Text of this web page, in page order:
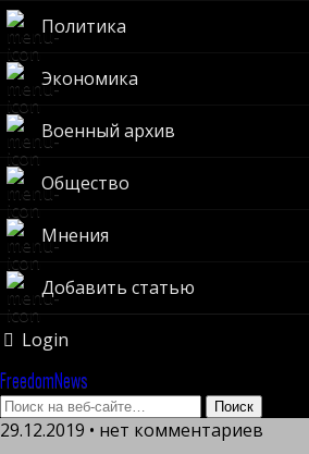
Политика
Экономика
Военный архив
Общество
Мнения
Добавить статью
Login
FreedomNews
29.12.2019 • нет комментариев